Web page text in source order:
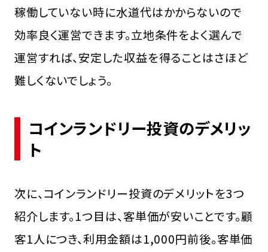
稼働していない時に水道代はかからないので
効率良く運営できます。立地条件をよく選んで
運営すれば、安定した収益を得ることはさほど
難しくないでしょう。
コインランドリー投資のデメリッ
ト
次に、コインランドリー投資のデメリットを3つ
紹介します。1つ目は、客単価が安いことです。顧
客1人につき、利用金額は1,000円前後。客単価